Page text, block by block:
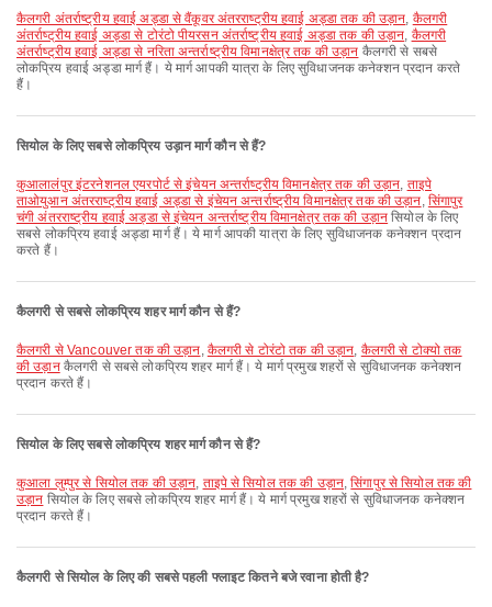
कैलगरी अंतर्राष्ट्रीय हवाई अड्डा से वैंकूवर अंतरराष्ट्रीय हवाई अड्डा तक की उड़ान, कैलगरी
अंतर्राष्ट्रीय हवाई अड्डा से टोरंटो पीयरसन अंतर्राष्ट्रीय हवाई अड्डा तक की उड़ान, कैलगरी
अंतर्राष्ट्रीय हवाई अड्डा से नरिता अन्तर्राष्ट्रीय विमानक्षेत्र तक की उड़ान कैलगरी से सबसे
लोकप्रिय हवाई अड्डा मार्ग हैं। ये मार्ग आपकी यात्रा के लिए सुविधाजनक कनेक्शन प्रदान करते
हैं।
सियोल के लिए सबसे लोकप्रिय उड़ान मार्ग कौन से हैं?
कुआलालंपुर इंटरनेशनल एयरपोर्ट से इंचेयन अन्तर्राष्ट्रीय विमानक्षेत्र तक की उड़ान, ताइपे
ताओयुआन अंतरराष्ट्रीय हवाई अड्डा से इंचेयन अन्तर्राष्ट्रीय विमानक्षेत्र तक की उड़ान, सिंगापुर
चंगी अंतरराष्ट्रीय हवाई अड्डा से इंचेयन अन्तर्राष्ट्रीय विमानक्षेत्र तक की उड़ान सियोल के लिए
सबसे लोकप्रिय हवाई अड्डा मार्ग हैं। ये मार्ग आपकी यात्रा के लिए सुविधाजनक कनेक्शन प्रदान
करते हैं।
कैलगरी से सबसे लोकप्रिय शहर मार्ग कौन से हैं?
कैलगरी से Vancouver तक की उड़ान, कैलगरी से टोरंटो तक की उड़ान, कैलगरी से टोक्यो तक
की उड़ानकैलगरी से सबसे लोकप्रिय शहर मार्ग हैं। ये मार्ग प्रमुख शहरों से सुविधाजनक कनेक्शन
प्रदान करते हैं।
सियोल के लिए सबसे लोकप्रिय शहर मार्ग कौन से हैं?
कुआला लुम्पुर से सियोल तक की उड़ान, ताइपे से सियोल तक की उड़ान,सिंगापुर से सियोल तक की
उड़ान सियोल के लिए सबसे लोकप्रिय शहर मार्ग हैं। ये मार्ग प्रमुख शहरों से सुविधाजनक कनेक्शन
प्रदान करते हैं।
कैलगरी से सियोल के लिए की सबसे पहली फ्लाइट कितने बजे रवाना होती है?